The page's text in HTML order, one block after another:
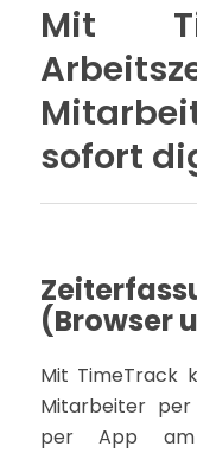
Mit
sofort
(Browser
Mit TimeTrack
Mitarbeiter
per App am